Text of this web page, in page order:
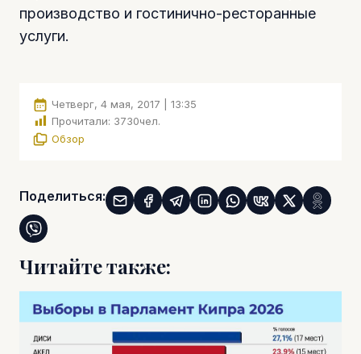
производство и гостинично-ресторанные
услуги.
Четверг, 4 мая, 2017 | 13:35
Прочитали: 3730чел.
Обзор
Поделиться:
Читайте также: